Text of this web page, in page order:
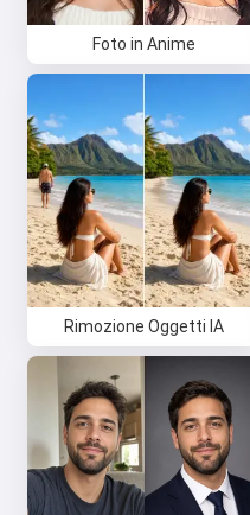
Foto in Anime
Rimozione Oggetti IA